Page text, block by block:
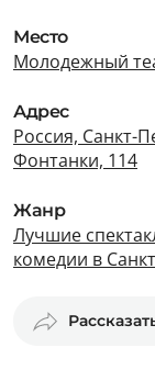
Место
Молодежный
Адрес
Россия, Санкт-
Фонтанки, 114
Жанр
Лучшие
комедии в